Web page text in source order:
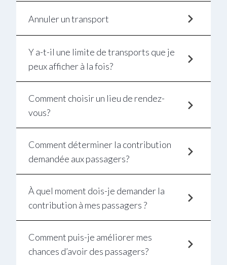
Annuler un transport
Y a-t-il une limite de transports que je
peux afficher à la fois?
Comment choisir un lieu de rendez-
vous?
Comment déterminer la contribution
demandée aux passagers?
À quel moment dois-je demander la
contribution à mes passagers ?
Comment puis-je améliorer mes
chances d’avoir des passagers?